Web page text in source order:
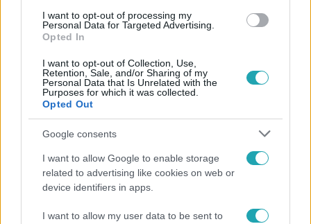
I want to opt-out of processing my
Personal Data for Targeted Advertising.
Opted In
I want to opt-out of Collection, Use,
Retention, Sale, and/or Sharing of my
Personal Data that Is Unrelated with the
Purposes for which it was collected.
Opted Out
Google consents
I want to allow Google to enable storage
related to advertising like cookies on web or
device identifiers in apps.
I want to allow my user data to be sent to
Életmód
Ezt sokan nem tudják: Ennyibe kerül valójában, ha